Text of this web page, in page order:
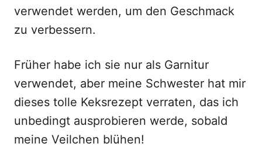
verwendet werden, um den Geschmack
zu verbessern.
Früher habe ich sie nur als Garnitur
verwendet, aber meine Schwester hat mir
dieses tolle Keksrezept verraten, das ich
unbedingt ausprobieren werde, sobald
meine Veilchen blühen!